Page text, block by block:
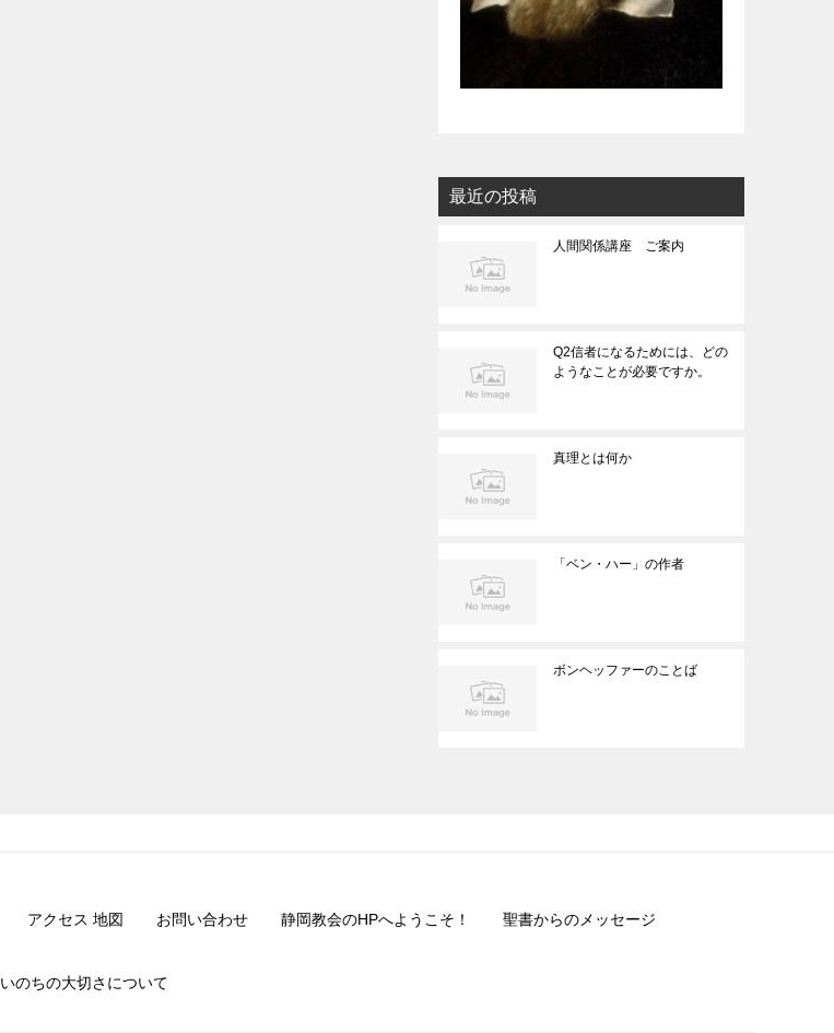
最近の投稿
人間関係講座 ご案内
Q2信者になるためには、どの
ようなことが必要ですか。
真理とは何か
「ベン・ハー」の作者
ボンヘッファーのことば
アクセス 地図 お問い合わせ 静岡教会のHPへようこそ！ 聖書からのメッセージ
いのちの大切さについて